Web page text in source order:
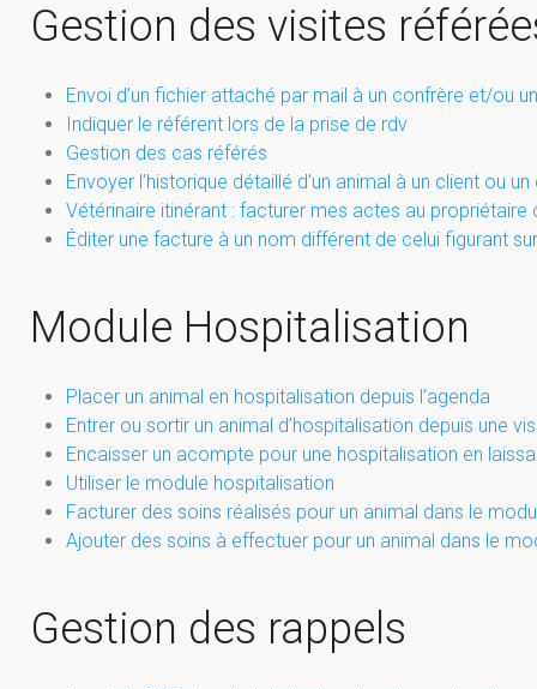
Gestion des visites
Envoi d’un fichier attaché par mail à un confrère et/ou
Indiquer le référent lors de la prise de rdv
Gestion des cas référés
Envoyer l’historique détaillé d’un animal à un client ou
Vétérinaire itinérant : facturer mes actes au propriétaire
Éditer une facture à un nom différent de celui figurant
Module Hospitalisation
Placer un animal en hospitalisation depuis l’agenda
Entrer ou sortir un animal d’hospitalisation depuis une
Encaisser un acompte pour une hospitalisation en
Utiliser le module hospitalisation
Facturer des soins réalisés pour un animal dans le
Ajouter des soins à effectuer pour un animal dans le
Gestion des rappels